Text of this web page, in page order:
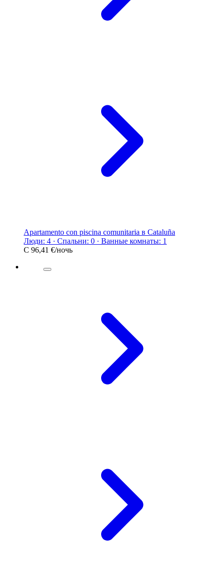
Apartamento con piscina comunitaria в Cataluña
Люди: 4 · Спальни: 0 · Ванные комнаты: 1
С 96,41 €/ночь